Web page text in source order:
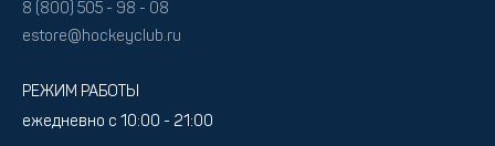
8 (800) 505 - 98 - 08
estore@hockeyclub.ru
РЕЖИМ РАБОТЫ
ежедневно с 10:00 - 21:00